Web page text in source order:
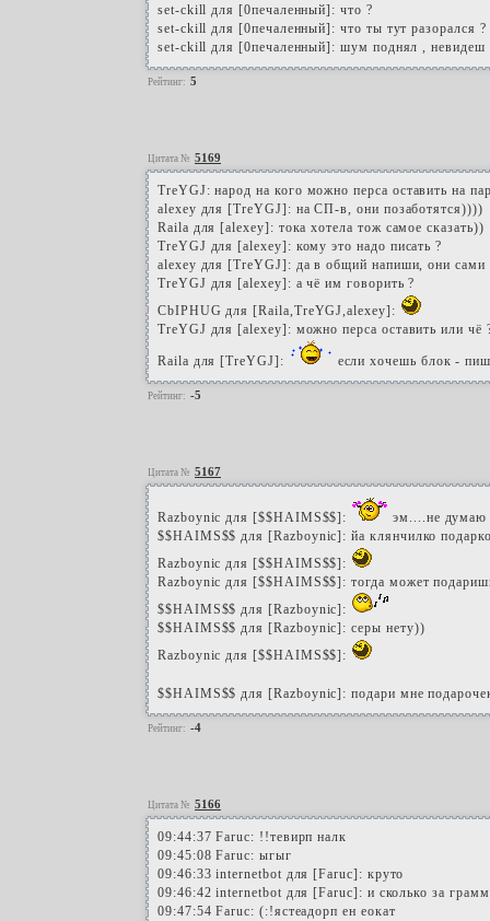
set-ckill для [0печаленный]: что ?
set-ckill для [0печаленный]: что ты тут разорался ?
set-ckill для [0печаленный]: шум поднял , невидеш
Рейтинг: 5
Цитата № 5169
TreYGJ: народ на кого можно перса оставить на
alexey для [TreYGJ]: на СП-в, они позаботятся))))
Raila для [alexey]: тока хотела тож самое сказать))
TreYGJ для [alexey]: кому это надо писать ?
alexey для [TreYGJ]: да в общий напиши, они сами
TreYGJ для [alexey]: а чё им говорить ?
CbIPHUG для [Raila,TreYGJ,alexey]:
TreYGJ для [alexey]: можно перса оставить или чё
Raila для [TreYGJ]: если хочешь блок -
Рейтинг: -5
Цитата № 5167
Razboynic для [$$HAIMS$$]:
эм....не думаю
$$HAIMS$$ для [Razboynic]: йа клянчилко
Razboynic для [$$HAIMS$$]:
Razboynic для [$$HAIMS$$]: тогда может
$$HAIMS$$ для [Razboynic]:
$$HAIMS$$ для [Razboynic]: серы нету))
Razboynic для [$$HAIMS$$]:
$$HAIMS$$ для [Razboynic]: подари мне
Рейтинг: -4
Цитата № 5166
09:44:37 Faruc: !!тевирп налк
09:45:08 Faruc: ыгыг
09:46:33 internetbot для [Faruc]: круто
09:46:42 internetbot для [Faruc]: и сколько за
09:47:54 Faruc: (:!ястеадорп ен еокат